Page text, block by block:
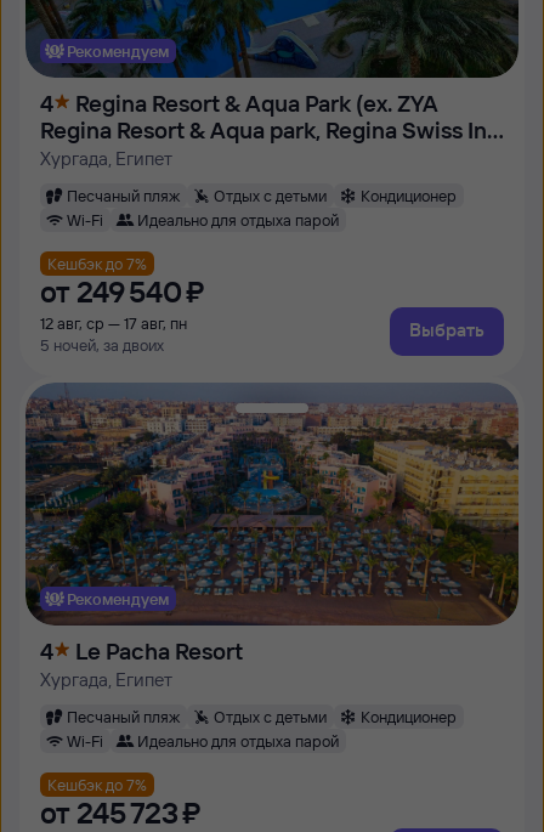
Рекомендуем
4
Regina Resort & Aqua Park (ex. ZYA
Regina Resort & Aqua park, Regina Swiss Inn
Resort)
Хургада, Египет
Песчаный пляж Отдых с детьми
Кондиционер
Wi-Fi
Идеально для отдыха парой
Кешбэк до 7%
от 249 ⁠540 ⁠₽
12 авг, ср — 17 авг, пн
5 ночей, за двоих
Выбрать
Рекомендуем
4 Le Pacha Resort
Хургада, Египет
Песчаный пляж Отдых с детьми
Кондиционер
Wi-Fi
Идеально для отдыха парой
Кешбэк до 7%
от 245 ⁠723 ⁠₽